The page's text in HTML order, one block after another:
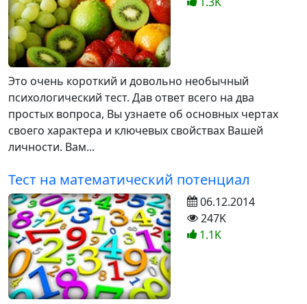
Это очень короткий и довольно необычный
психологический тест. Дав ответ всего на два
простых вопроса, Вы узнаете об основных чертах
своего характера и ключевых свойствах Вашей
личности. Вам...
Тест на математический потенциал
06.12.2014
247K
1.1K